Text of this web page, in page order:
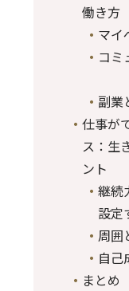
働き方
マイ
コミ
副業
仕事が
ス：生
ント
継続
設
周囲
自己
まとめ